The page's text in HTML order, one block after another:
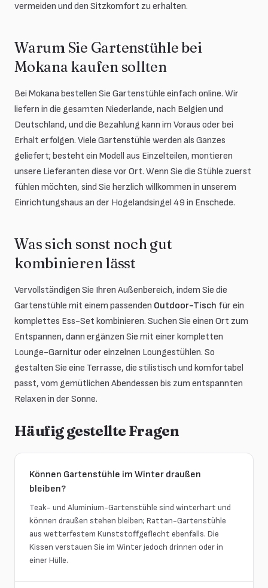
vermeiden und den Sitzkomfort zu erhalten.
Warum Sie Gartenstühle bei
Mokana kaufen sollten
Bei Mokana bestellen Sie Gartenstühle einfach online. Wir
liefern in die gesamten Niederlande, nach Belgien und
Deutschland, und die Bezahlung kann im Voraus oder bei
Erhalt erfolgen. Viele Gartenstühle werden als Ganzes
geliefert; besteht ein Modell aus Einzelteilen, montieren
unsere Lieferanten diese vor Ort. Wenn Sie die Stühle zuerst
fühlen möchten, sind Sie herzlich willkommen in unserem
Einrichtungshaus an der Hogelandsingel 49 in Enschede.
Was sich sonst noch gut
kombinieren lässt
Vervollständigen Sie Ihren Außenbereich, indem Sie die
Gartenstühle mit einem passenden Outdoor-Tisch für ein
komplettes Ess-Set kombinieren. Suchen Sie einen Ort zum
Entspannen, dann ergänzen Sie mit einer kompletten
Lounge-Garnitur oder einzelnen Loungestühlen. So
gestalten Sie eine Terrasse, die stilistisch und komfortabel
passt, vom gemütlichen Abendessen bis zum entspannten
Relaxen in der Sonne.
Häufig gestellte Fragen
Können Gartenstühle im Winter draußen
bleiben?
Teak- und Aluminium-Gartenstühle sind winterhart und
können draußen stehen bleiben; Rattan-Gartenstühle
aus wetterfestem Kunststoffgeflecht ebenfalls. Die
Kissen verstauen Sie im Winter jedoch drinnen oder in
einer Hülle.